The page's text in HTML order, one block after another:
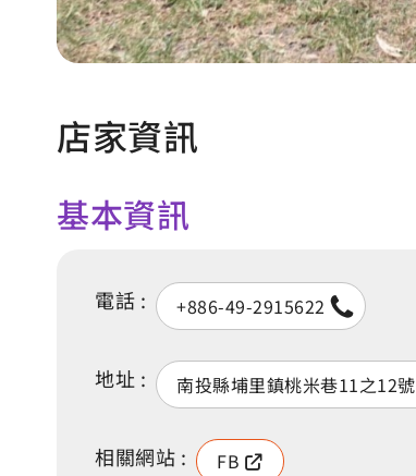
店家資訊
基本資訊
電話 : +886-49-2915622
地址 : 南投縣埔里鎮桃米巷11之12號
相關網站 : FB